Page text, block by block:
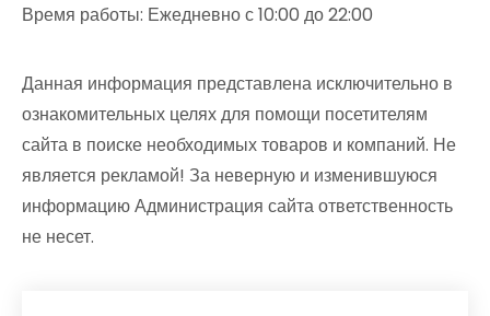
Время работы: Ежедневно с 10:00 до 22:00
Данная информация представлена исключительно в
ознакомительных целях для помощи посетителям
сайта в поиске необходимых товаров и компаний. Не
является рекламой! За неверную и изменившуюся
информацию Администрация сайта ответственность
не несет.